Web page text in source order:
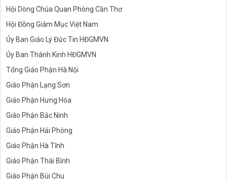
Hội Dòng Chúa Quan Phòng Cần Thơ
Hội Đồng Giám Mục Việt Nam
Ủy Ban Giáo Lý Đức Tin HĐGMVN
Ủy Ban Thánh Kinh HĐGMVN
Tổng Giáo Phận Hà Nội
Giáo Phận Lạng Sơn
Giáo Phận Hưng Hóa
Giáo Phận Bắc Ninh
Giáo Phận Hải Phòng
Giáo Phận Hà Tĩnh
Giáo Phận Thái Bình
Giáo Phận Bùi Chu